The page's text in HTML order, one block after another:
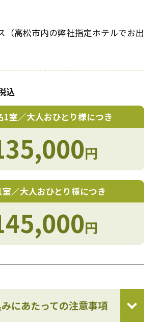
（高松市内の弊社指定ホテルでお出
込
1室／大人おひとり様につき
円
／大人おひとり様につき
円
にあたっての注意事項